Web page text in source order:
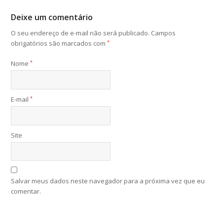
Deixe um comentário
O seu endereço de e-mail não será publicado. Campos
obrigatórios são marcados com*
Nome*
E-mail*
Site
Salvar meus dados neste navegador para a próxima vez que eu
comentar.